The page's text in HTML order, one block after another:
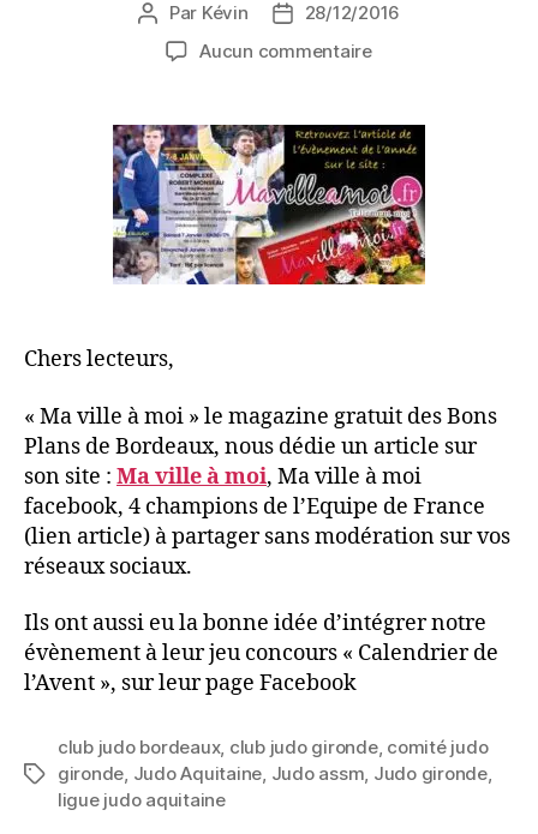
Par Kévin
28/12/2016
Aucun commentaire
Chers lecteurs,
« Ma ville à moi » le magazine gratuit des Bons
Plans de Bordeaux, nous dédie un article sur
son site : Ma ville à moi, Ma ville à moi
facebook, 4 champions de l’Equipe de France
(lien article) à partager sans modération sur vos
réseaux sociaux.
Ils ont aussi eu la bonne idée d’intégrer notre
évènement à leur jeu concours « Calendrier de
l’Avent », sur leur page Facebook
club judo bordeaux, club judo gironde, comité judo
gironde, Judo Aquitaine, Judo assm, Judo gironde,
ligue judo aquitaine